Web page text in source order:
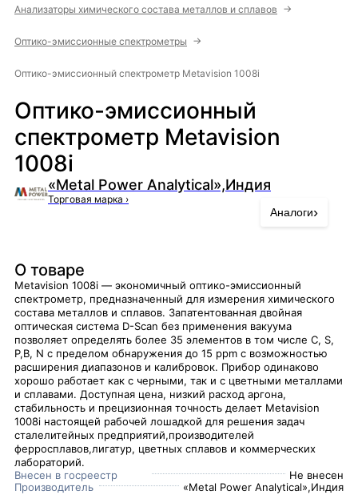
Анализаторы химического состава металлов и сплавов →
Оптико-эмиссионные спектрометры →
Оптико-эмиссионный спектрометр Metavision 1008i
Оптико-эмиссионный
спектрометр Metavision
1008i
«Metal Power Analytical»,Индия
Торговая марка ›
Аналоги›
О товаре
Metavision 1008i — экономичный оптико-эмиссионный
спектрометр, предназначенный для измерения химического
состава металлов и сплавов. Запатентованная двойная
оптическая система D-Scan без применения вакуума
позволяет определять более 35 элементов в том числе С, S,
P,B, N с пределом обнаружения до 15 ppm с возможностью
расширения диапазонов и калибровок. Прибор одинаково
хорошо работает как с черными, так и с цветными металлами
и сплавами. Доступная цена, низкий расход аргона,
стабильность и прецизионная точность делает Metavision
1008i настоящей рабочей лошадкой для решения задач
сталелитейных предприятий,производителей
ферросплавов,лигатур, цветных сплавов и коммерческих
лабораторий.
Внесен в госреестр
Не внесен
Производитель
«Metal Power Analytical»,Индия